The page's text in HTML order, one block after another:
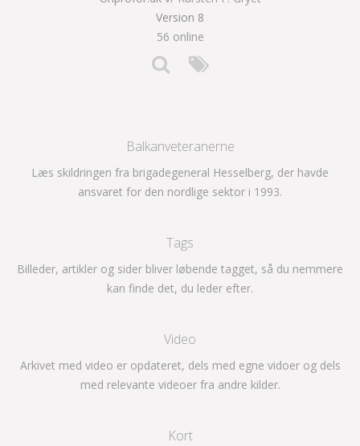
Version 8
56 online
Balkanveteranerne
Læs skildringen fra brigadegeneral Hesselberg, der havde
ansvaret for den nordlige sektor i 1993.
Tags
Billeder, artikler og sider bliver løbende tagget, så du nemmere
kan finde det, du leder efter.
Video
Arkivet med video er opdateret, dels med egne vidoer og dels
med relevante videoer fra andre kilder.
Kort